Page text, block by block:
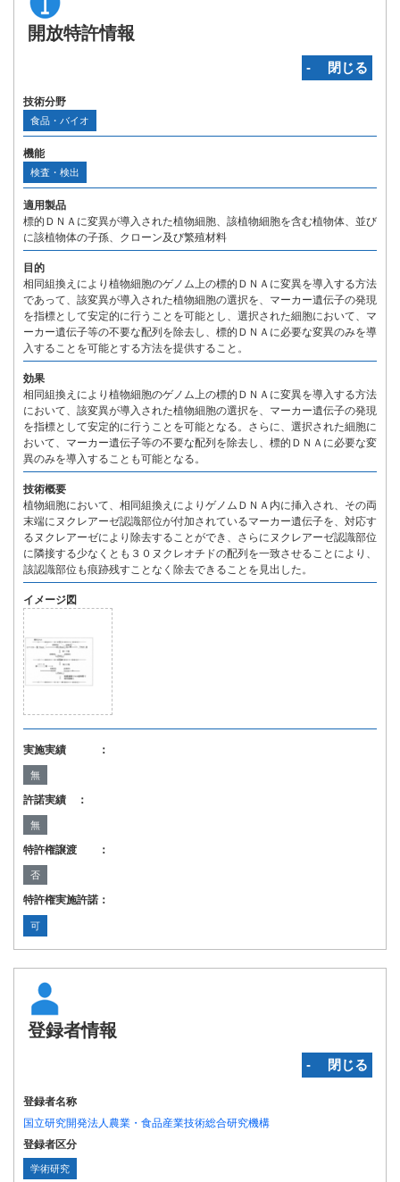
開放特許情報
‐ 閉じる
技術分野
食品・バイオ
機能
検査・検出
適用製品
標的ＤＮＡに変異が導入された植物細胞、該植物細胞を含む植物体、並び
に該植物体の子孫、クローン及び繁殖材料
目的
相同組換えにより植物細胞のゲノム上の標的ＤＮＡに変異を導入する方法
であって、該変異が導入された植物細胞の選択を、マーカー遺伝子の発現
を指標として安定的に行うことを可能とし、選択された細胞において、マ
ーカー遺伝子等の不要な配列を除去し、標的ＤＮＡに必要な変異のみを導
入することを可能とする方法を提供すること。
効果
相同組換えにより植物細胞のゲノム上の標的ＤＮＡに変異を導入する方法
において、該変異が導入された植物細胞の選択を、マーカー遺伝子の発現
を指標として安定的に行うことを可能となる。さらに、選択された細胞に
おいて、マーカー遺伝子等の不要な配列を除去し、標的ＤＮＡに必要な変
異のみを導入することも可能となる。
技術概要
植物細胞において、相同組換えによりゲノムＤＮＡ内に挿入され、その両
末端にヌクレアーゼ認識部位が付加されているマーカー遺伝子を、対応す
るヌクレアーゼにより除去することができ、さらにヌクレアーゼ認識部位
に隣接する少なくとも３０ヌクレオチドの配列を一致させることにより、
該認識部位も痕跡残すことなく除去できることを見出した。
イメージ図
実施実績 ：
無
許諾実績 ：
無
特許権譲渡 ：
否
特許権実施許諾：
可
登録者情報
‐ 閉じる
登録者名称
国立研究開発法人農業・食品産業技術総合研究機構
登録者区分
学術研究